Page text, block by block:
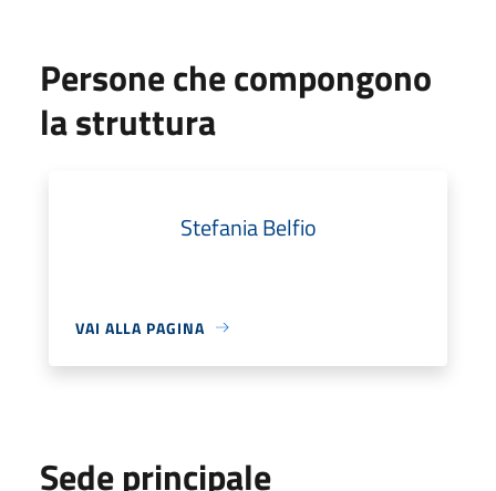
Persone che compongono
la struttura
Stefania Belfio
VAI ALLA PAGINA
Sede principale